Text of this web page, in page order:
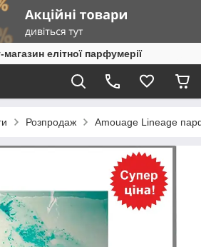
елітної парфумерії
Розпродаж Amouage Lineage